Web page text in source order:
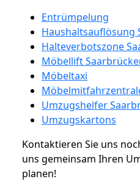
Entrümpelung
Haushaltsauflösung
Halteverbotszone
Möbellift
Möbeltaxi
Umzugshelfer
Umzugskartons
Kontaktieren Sie uns
uns gemeinsam Ihren
planen!